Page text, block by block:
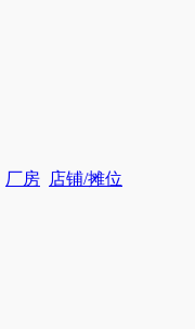
厂房 店铺/摊位